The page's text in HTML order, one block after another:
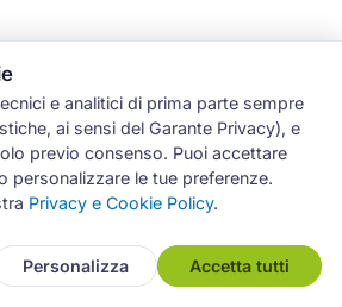
sul campo con
Catania
derivano dagli interventi
Archimede tra luglio 2019 e
per categoria, guasto e
e analitici di prima parte sempre
ai sensi del Garante Privacy), e
previo consenso. Puoi accettare
personalizzare le tue preferenze.
Privacy e Cookie Policy.
Personalizza Accetta tutti